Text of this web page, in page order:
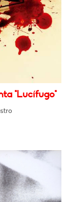
"Lucífugo"